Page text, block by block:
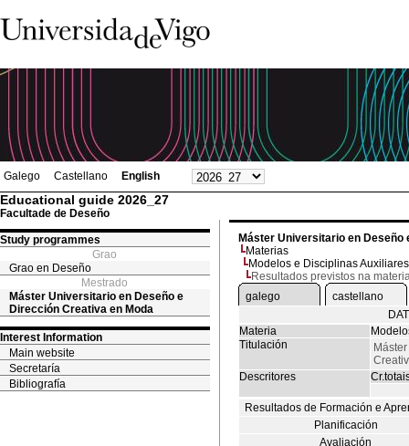
Galego Castellano English
Educational guide 2026_27
Facultade de Deseño
Study programmes
Grao
Grao en Deseño
Mestrado
Máster Universitario en Deseño e
Dirección Creativa en Moda
Interest Information
Main website
Secretaría
Bibliografía
Máster Universitario en Deseño
Materias
Modelos e Disciplinas Auxiliares
Resultados previstos na
galego
castellano
Materia
Titulación
Descritores
Resultados de Formación e
Planificación
Avaliación